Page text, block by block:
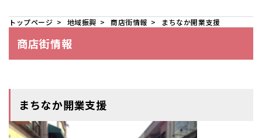
トップページ 地域振興 商店街情報 まちなか開業支援
商店街情報
まちなか開業支援